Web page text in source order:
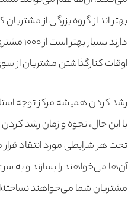
دارند
اوقات کنارگذاشتن مشتریان از
رشد کردن همیشه مرکز توجه
تحت هر شرایطی مورد انتقاد قرار
آن‌ها می‌خواهند را بسازند و به
مشتریان شما می‌خواهند